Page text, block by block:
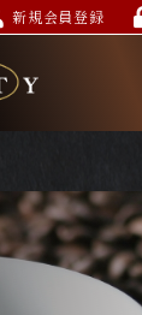
新規会員登録